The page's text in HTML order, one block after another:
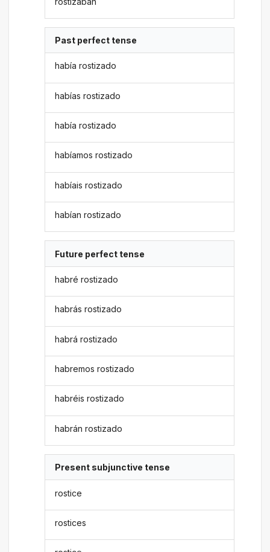
Past perfect tense
había rostizado
habías rostizado
había rostizado
habíamos rostizado
habíais rostizado
habían rostizado
Future perfect tense
habré rostizado
habrás rostizado
habrá rostizado
habremos rostizado
habréis rostizado
habrán rostizado
Present subjunctive tense
rostice
rostices